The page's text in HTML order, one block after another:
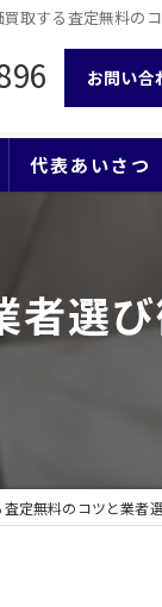
取する査定無料の
お問い合
代表あいさつ
者選
定無料のコツと業者